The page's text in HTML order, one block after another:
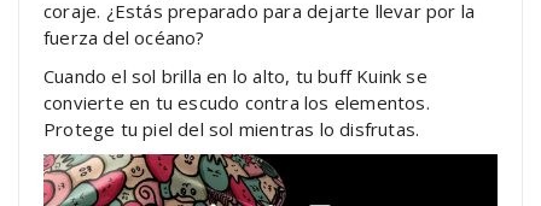
coraje. ¿Estás preparado para dejarte llevar por la
fuerza del océano?
Cuando el sol brilla en lo alto, tu buff Kuink se
convierte en tu escudo contra los elementos.
Protege tu piel del sol mientras lo disfrutas.